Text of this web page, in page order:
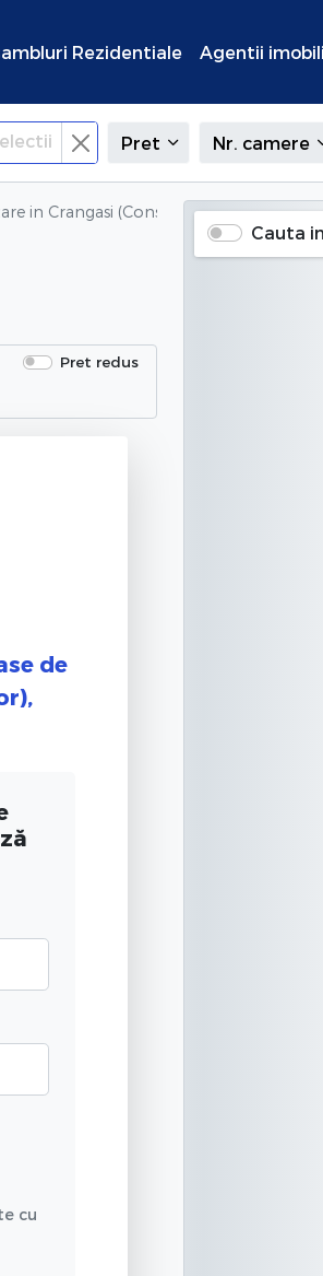
Rezidentiale Agentii
Pret Nr. camere
in Crangasi (Constructorilor),
Pret redus
de
cu
Cauta